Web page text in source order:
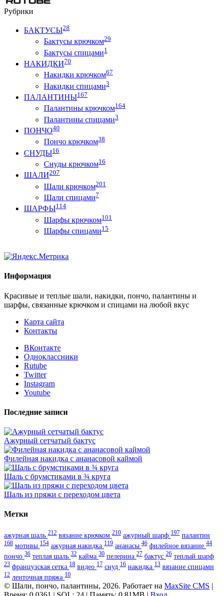
Рубрики
БАКТУСЫ28
Бактусы крючком29
Бактусы спицами1
НАКИДКИ70
Накидки крючком67
Накидки спицами3
ПАЛАНТИНЫ167
Палантины крючком164
Палантины спицами3
ПОНЧО40
Пончо крючком38
СНУДЫ16
Снуды крючком16
ШАЛИ207
Шали крючком201
Шали спицами7
ШАРФЫ114
Шарфы крючком101
Шарфы спицами15
Информация
Красивые и теплые шали, накидки, пончо, палантины и
шарфы, связанные крючком и спицами на любой вкус
Карта сайта
Контакты
ВКонтакте
Одноклассники
Rutube
Twitter
Instagram
Youtube
Последние записи
Ажурный сетчатый бактус
Филейная накидка с ананасовой каймой
Шаль с брумстиками в ¾ круга
Шаль из пряжи с переходом цвета
Метки
ажурная шаль 212 вязание крючком 210 ажурный шарф 197 палантин
168 мотивы 154 ажурная накидка 119 ананасы 46 филейное вязание 44
пончо 36 теплая шаль 32 кайма 30 пелерина 27 бактус 26 теплый шарф
23 французская сетка 18 видео 17 снуд 16 накидка 13 вязание спицами
12 ленточная пряжа 10
© Шали, пончо, палантины, 2026. Работает на MaxSite CMS |